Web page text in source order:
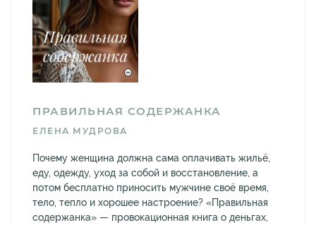
ПРАВИЛЬНАЯ СОДЕРЖАНКА
ЕЛЕНА МУДРОВА
Почему женщина должна сама оплачивать жильё,
еду, одежду, уход за собой и восстановление, а
потом бесплатно приносить мужчине своё время,
тело, тепло и хорошее настроение? «Правильная
содержанка» — провокационная книга о деньгах,